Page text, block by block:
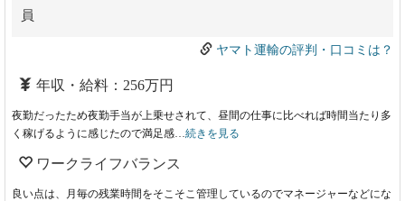
員
ヤマト運輸の評判・口コミは？
年収・給料：256万円
夜勤だったため夜勤手当が上乗せされて、昼間の仕事に比べれば時間当たり多
く稼げるように感じたので満足感… 続きを見る
ワークライフバランス
良い点は、月毎の残業時間をそこそこ管理しているのでマネージャーなどにな